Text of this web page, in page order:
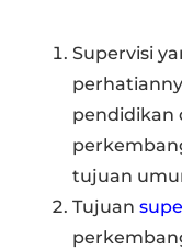
Supervisi
pendidikan
tujuan
Tujuan